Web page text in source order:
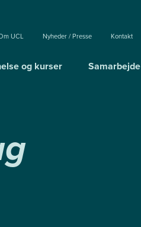
UCL Nyheder / Presse Kontakt
og kurser Samarbejde